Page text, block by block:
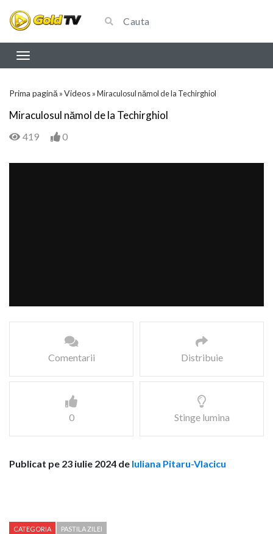
Prima pagină »Videos »Miraculosul nămol de la Techirghiol
Miraculosul nămol de la Techirghiol
419 0
Comentarii Distribuie
0 Stinge lumina
Publicat pe 23 iulie 2024 de Iuliana Pitaru-Vlacicu
CATEGORIA PASTILA ZILEI